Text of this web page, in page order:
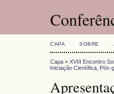
CAPA SOBRE
Capa > XVIII Encontro
Iniciação Científica,